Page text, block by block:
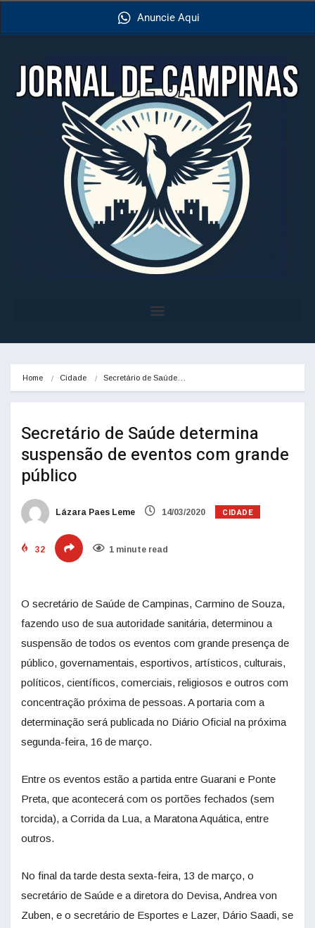
Anuncie Aqui
Home Cidade Secretário de Saúde…
Secretário de Saúde determina
suspensão de eventos com grande
público
Lázara Paes Leme 14/03/2020 CIDADE
32 1 minute read
O secretário de Saúde de Campinas, Carmino de Souza,
fazendo uso de sua autoridade sanitária, determinou a
suspensão de todos os eventos com grande presença de
público, governamentais, esportivos, artísticos, culturais,
políticos, científicos, comerciais, religiosos e outros com
concentração próxima de pessoas. A portaria com a
determinação será publicada no Diário Oficial na próxima
segunda-feira, 16 de março.
Entre os eventos estão a partida entre Guarani e Ponte
Preta, que acontecerá com os portões fechados (sem
torcida), a Corrida da Lua, a Maratona Aquática, entre
outros.
No final da tarde desta sexta-feira, 13 de março, o
secretário de Saúde e a diretora do Devisa, Andrea von
Zuben, e o secretário de Esportes e Lazer, Dário Saadi, se